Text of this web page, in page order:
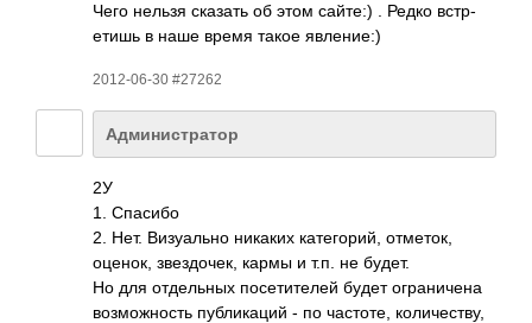
Чего нельзя сказать об этом сайте:) . Редко встр­
етишь в наше время такое явле­ние:)
2012-06-30 #27262
Администратор
2У
1. Спасибо
2. Нет. Визу­ально никаких кате­горий, отме­ток,
оценок, звез­дочек, кармы и т.п. не будет.
Но для отде­льных посе­тите­лей будет огра­ничена
возм­ожно­сть публ­икаций - по част­оте, коли­чест­ву,